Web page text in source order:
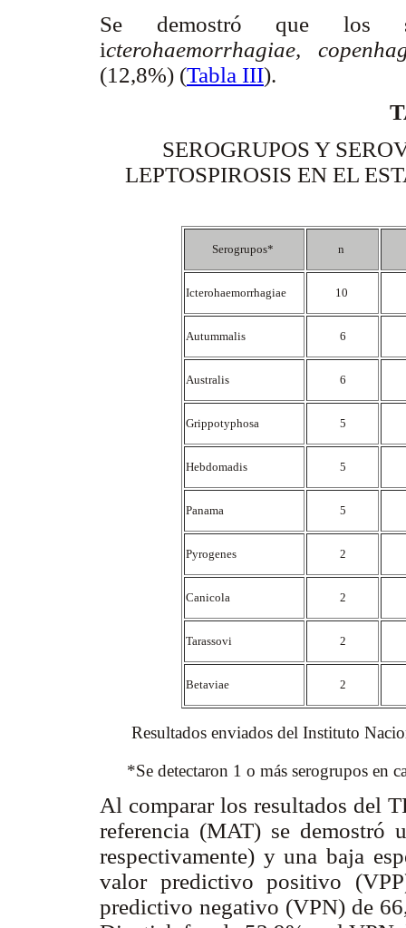
Se demostró que los
icterohaemorrhagiae,
(12,8%) (Tabla III).
SEROGRUPOS Y
LEPTOSPIROSIS EN EL
Serogrupos* n
Icterohaemorrhagiae 10
Autummalis 6
Australis 6
Grippotyphosa 5
Hebdomadis 5
Panama 5
Pyrogenes 2
Canicola 2
Tarassovi 2
Betaviae 2
Resultados enviados del Instituto
*Se detectaron 1 o más serogrupos en
Al comparar los resultados del
referencia (MAT) se demostró
respectivamente) y una baja
valor predictivo positivo
predictivo negativo (VPN) de